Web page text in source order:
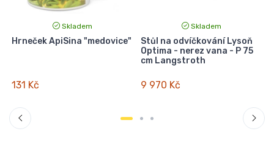
Skladem
Hrneček ApiSina "medovice"
131 Kč
Skladem
Stůl na odvíčkování Lysoň
Optima - nerez vana - P 75
cm Langstroth
9 970 Kč